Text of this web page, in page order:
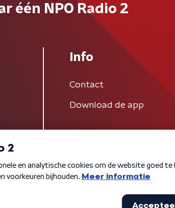
één NPO Radio 2
Info
Contact
Download de app